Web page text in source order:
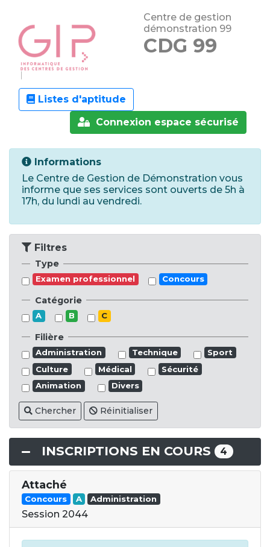
Centre de gestion
démonstration 99
CDG 99
Listes d'aptitude
Connexion espace sécurisé
Informations
Le Centre de Gestion de Démonstration vous
informe que ses services sont ouverts de 5h à
17h, du lundi au vendredi.
Filtres
Type
Examen professionnel Concours
Catégorie
A B C
Filière
Administration Technique
Sport
Culture
Médical
Sécurité
Animation
Divers
Chercher Réinitialiser
INSCRIPTIONS EN COURS 4
Attaché
Concours A Administration
Session 2044